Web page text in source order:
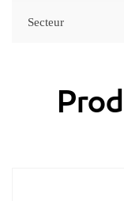
Secteur